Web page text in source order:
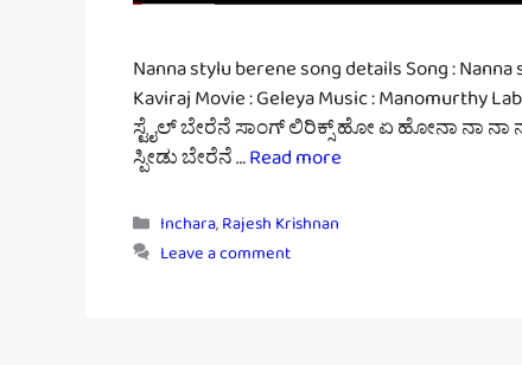
Nanna stylu berene song details Song :
Kaviraj Movie : Geleya Music : Manomurthy
ಸ್ಟೈಲ್ ಬೇರೆನೆ ಸಾಂಗ್ ಲಿರಿಕ್ಸ್ ಹೋ ಏ ಹೋನಾ ನಾ ನಾ
ಸ್ಪೀಡು ಬೇರೆನೆ …Read more
Categories
Inchara,Rajesh Krishnan
Leave a comment